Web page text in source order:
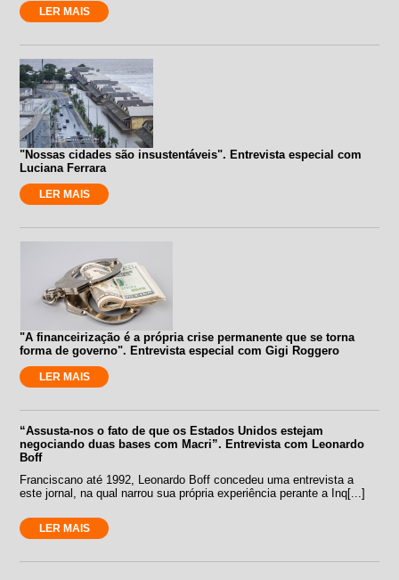
LER MAIS
"Nossas cidades são insustentáveis". Entrevista especial com
Luciana Ferrara
LER MAIS
"A financeirização é a própria crise permanente que se torna
forma de governo". Entrevista especial com Gigi Roggero
LER MAIS
“Assusta-nos o fato de que os Estados Unidos estejam
negociando duas bases com Macri”. Entrevista com Leonardo
Boff
Franciscano até 1992, Leonardo Boff concedeu uma entrevista a
este jornal, na qual narrou sua própria experiência perante a Inq[...]
LER MAIS